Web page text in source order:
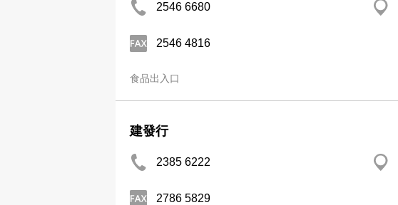
2546 6680
2546 4816
食品出入口
建發行
2385 6222
2786 5829